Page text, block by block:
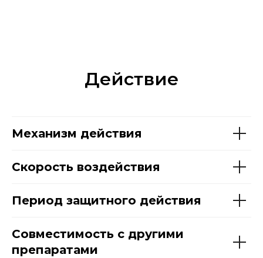
Действие
Механизм действия
Скорость воздействия
Период защитного действия
Совместимость с другими
препаратами